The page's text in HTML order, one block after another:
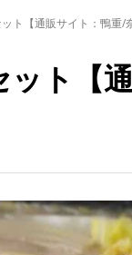
ト【通販サイト：鴨重/
ト【